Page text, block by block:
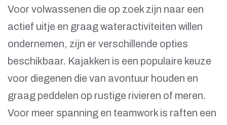
Voor volwassenen die op zoek zijn naar een
actief uitje en graag wateractiviteiten willen
ondernemen, zijn er verschillende opties
beschikbaar. Kajakken is een populaire keuze
voor diegenen die van avontuur houden en
graag peddelen op rustige rivieren of meren.
Voor meer spanning en teamwork is raften een